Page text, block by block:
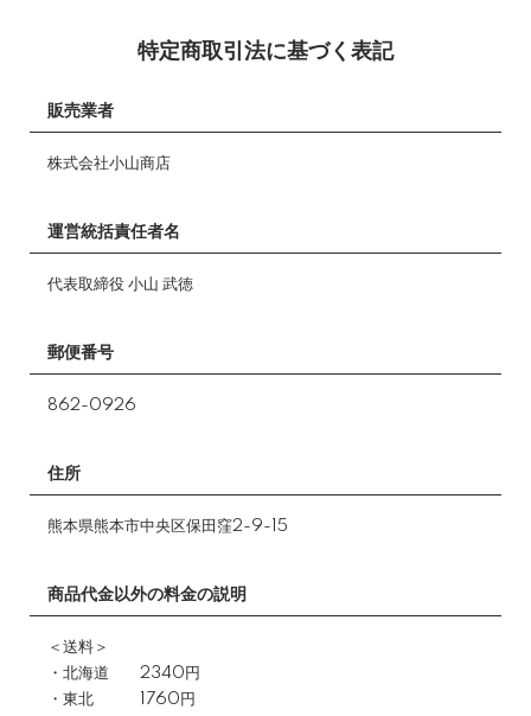
特定商取引法に基づく表記
販売業者
株式会社小山商店
運営統括責任者名
代表取締役 小山 武徳
郵便番号
862-0926
住所
熊本県熊本市中央区保田窪2-9-15
商品代金以外の料金の説明
＜送料＞
・北海道 2340円
・東北 1760円